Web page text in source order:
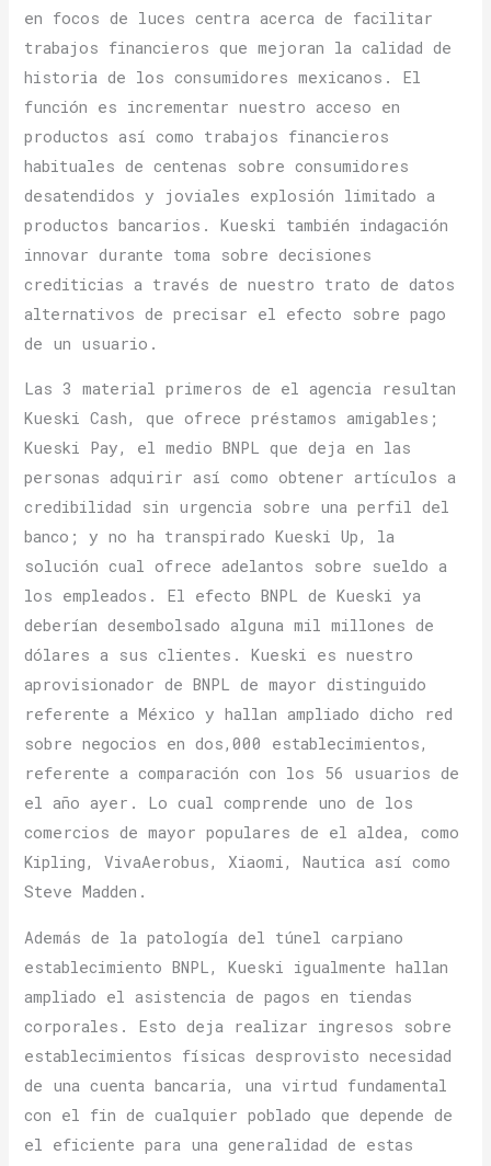
en focos de luces centra acerca de facilitar
trabajos financieros que mejoran la calidad de
historia de los consumidores mexicanos. El
función es incrementar nuestro acceso en
productos así­ como trabajos financieros
habituales de centenas sobre consumidores
desatendidos y joviales explosión limitado a
productos bancarios. Kueski también indagación
innovar durante toma sobre decisiones
crediticias a través de nuestro trato de datos
alternativos de precisar el efecto sobre pago
de un usuario.
Las 3 material primeros de el agencia resultan
Kueski Cash, que ofrece préstamos amigables;
Kueski Pay, el medio BNPL que deja en las
personas adquirir así­ como obtener artículos a
credibilidad sin urgencia sobre una perfil del
banco; y no ha transpirado Kueski Up, la
solución cual ofrece adelantos sobre sueldo a
los empleados. El efecto BNPL de Kueski ya
deberían desembolsado alguna mil millones de
dólares a sus clientes. Kueski es nuestro
aprovisionador de BNPL de mayor distinguido
referente a México y hallan ampliado dicho red
sobre negocios en dos,000 establecimientos,
referente a comparación con los 56 usuarios de
el año ayer. Lo cual comprende uno de los
comercios de mayor populares de el aldea, como
Kipling, VivaAerobus, Xiaomi, Nautica así­ como
Steve Madden.
Además de la patologí­a del túnel carpiano
establecimiento BNPL, Kueski igualmente hallan
ampliado el asistencia de pagos en tiendas
corporales. Esto deja realizar ingresos sobre
establecimientos físicas desprovisto necesidad
de una cuenta bancaria, una virtud fundamental
con el fin de cualquier poblado que depende de
el eficiente para una generalidad de estas